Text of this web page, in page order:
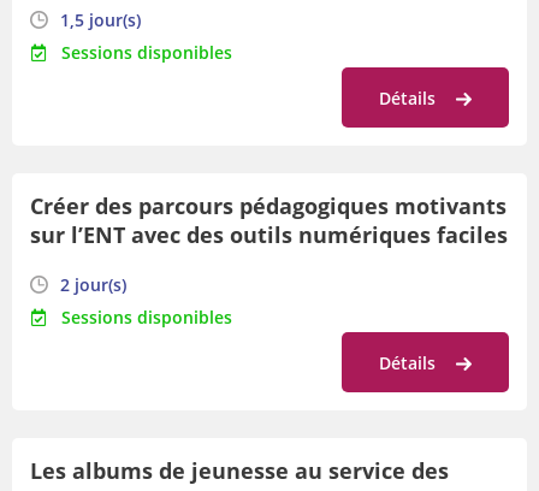
1,5 jour(s)
Sessions disponibles
Détails
Créer des parcours pédagogiques motivants
sur l’ENT avec des outils numériques faciles
2 jour(s)
Sessions disponibles
Détails
Les albums de jeunesse au service des